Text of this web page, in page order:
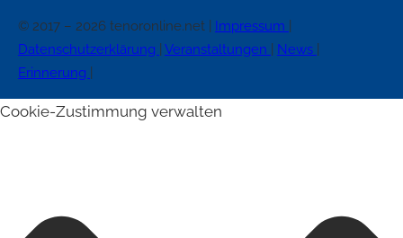
© 2017 – 2026 tenoronline.net | Impressum
Datenschutzerklärung
Veranstaltungen News
Erinnerung
Cookie-Zustimmung verwalten